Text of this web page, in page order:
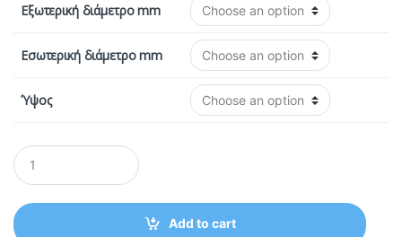
Εξωτερική διάμετρο mm
Εσωτερική διάμετρο mm
Ύψος
Q
u
a
t
i
Add to cart